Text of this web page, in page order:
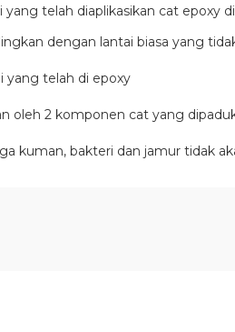
telah diaplikasikan cat epoxy
dengan lantai biasa yang
yang telah di epoxy
oleh 2 komponen cat yang
kuman, bakteri dan jamur tidak